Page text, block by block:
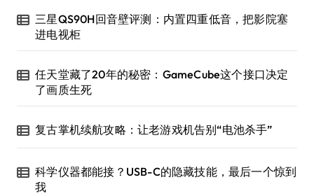
三星QS90H回音壁评测：内置四重低音，把影院塞
进电视柜
任天堂藏了20年的秘密：GameCube这个接口决定
了画质生死
复古掌机续航攻略：让老游戏机告别“电池杀手”
科学仪器都能接？USB-C的隐藏技能，最后一个惊到
我